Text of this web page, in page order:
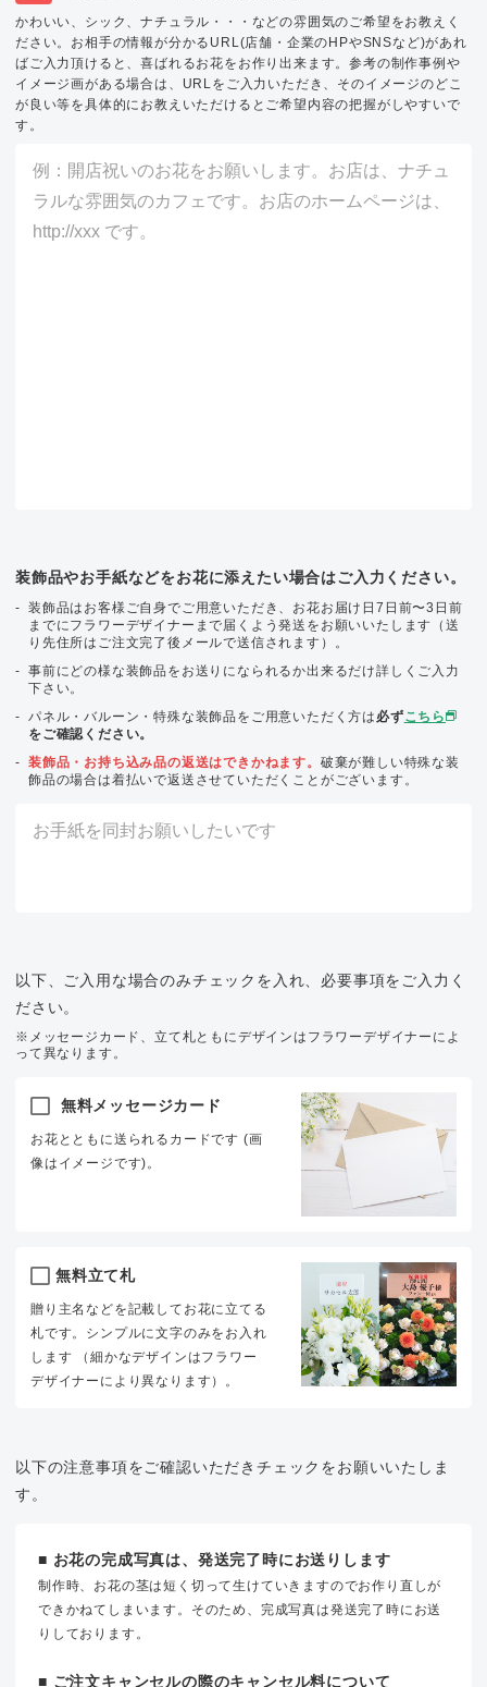
かわいい、シック、ナチュラル・・・などの雰囲気のご希望をお教えく
ださい。お相手の情報が分かるURL(店舗・企業のHPやSNSなど)があれ
ばご入力頂けると、喜ばれるお花をお作り出来ます。参考の制作事例や
イメージ画がある場合は、URLをご入力いただき、そのイメージのどこ
が良い等を具体的にお教えいただけるとご希望内容の把握がしやすいで
す。
装飾品やお手紙などをお花に添えたい場合はご入力ください。
装飾品はお客様ご自身でご用意いただき、お花お届け日7日前〜3日前
までにフラワーデザイナーまで届くよう発送をお願いいたします（送
り先住所はご注文完了後メールで送信されます）。
事前にどの様な装飾品をお送りになられるか出来るだけ詳しくご入力
下さい。
パネル・バルーン・特殊な装飾品をご用意いただく方は 必ずこちら
をご確認ください。
装飾品・お持ち込み品の返送はできかねます。 破棄が難しい特殊な装
飾品の場合は着払いで返送させていただくことがございます。
以下、ご入用な場合のみチェックを入れ、必要事項をご入力く
ださい。
※メッセージカード、立て札ともにデザインはフラワーデザイナーによ
って異なります。
無料メッセージカード
お花とともに送られるカードです (画
像はイメージです)。
無料立て札
贈り主名などを記載してお花に立てる
札です。シンプルに文字のみをお入れ
します （細かなデザインはフラワー
デザイナーにより異なります）。
以下の注意事項をご確認いただきチェックをお願いいたしま
す。
■ お花の完成写真は、発送完了時にお送りします
制作時、お花の茎は短く切って生けていきますのでお作り直しが
できかねてしまいます。そのため、完成写真は発送完了時にお送
りしております。
■ ご注文キャンセルの際のキャンセル料について